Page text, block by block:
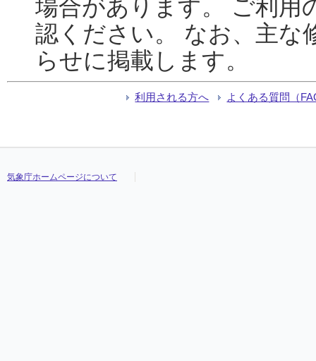
場合があります。 ご利用
認ください。 なお、主な
らせに掲載します。
利用される方へ よくある質問（
気象庁ホームページについて